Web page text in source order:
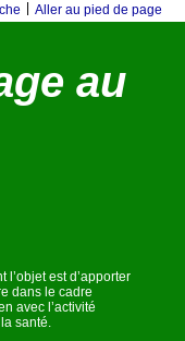
Aller au pied de page
au
l’objet est d’apporter
dans le cadre
avec l’activité
santé.